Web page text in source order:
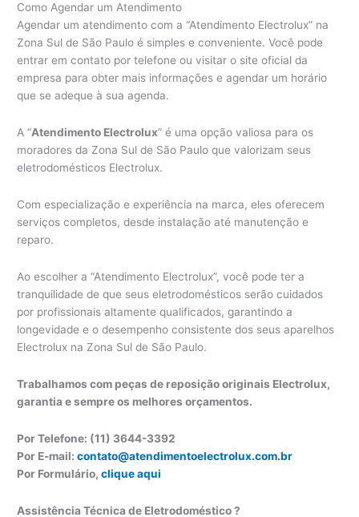
Como Agendar um Atendimento
Agendar um atendimento com a “Atendimento Electrolux” na
Zona Sul de São Paulo é simples e conveniente. Você pode
entrar em contato por telefone ou visitar o site oficial da
empresa para obter mais informações e agendar um horário
que se adeque à sua agenda.
A “Atendimento Electrolux” é uma opção valiosa para os
moradores da Zona Sul de São Paulo que valorizam seus
eletrodomésticos Electrolux.
Com especialização e experiência na marca, eles oferecem
serviços completos, desde instalação até manutenção e
reparo.
Ao escolher a “Atendimento Electrolux”, você pode ter a
tranquilidade de que seus eletrodomésticos serão cuidados
por profissionais altamente qualificados, garantindo a
longevidade e o desempenho consistente dos seus aparelhos
Electrolux na Zona Sul de São Paulo.
Trabalhamos com peças de reposição originais Electrolux,
garantia e sempre os melhores orçamentos.
Por Telefone: (11) 3644-3392
Por E-mail:contato@atendimentoelectrolux.com.br
Por Formulário,clique aqui
Assistência Técnica de Eletrodoméstico ?